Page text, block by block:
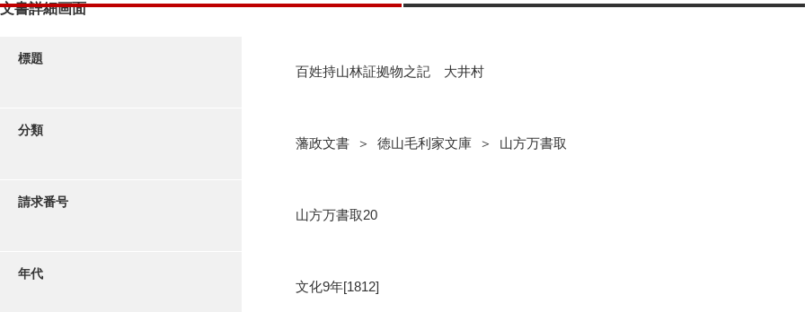
文書詳細画面
標題
百姓持山林証拠物之記 大井村
分類
藩政文書 ＞ 徳山毛利家文庫 ＞ 山方万書取
請求番号
山方万書取20
年代
文化9年[1812]